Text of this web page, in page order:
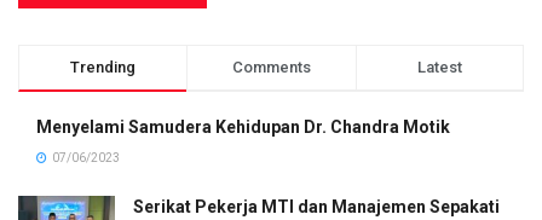
Trending Comments Latest
Menyelami Samudera Kehidupan Dr. Chandra Motik
07/06/2023
Serikat Pekerja MTI dan Manajemen Sepakati